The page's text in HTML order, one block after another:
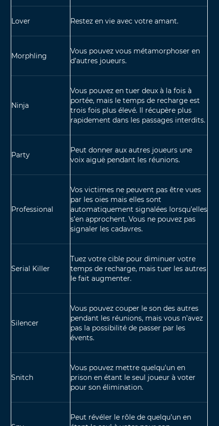
Lover Restez en vie avec votre amant.
Morphling
Vous pouvez vous métamorphoser en
d’autres joueurs.
Ninja
Vous pouvez en tuer deux à la fois à
portée, mais le temps de recharge est
trois fois plus élevé. Il récupère plus
rapidement dans les passages interdits.
Party
Peut donner aux autres joueurs une
voix aiguë pendant les réunions.
Professional
Vos victimes ne peuvent pas être vues
par les oies mais elles sont
automatiquement signalées lorsqu’elles
s’en approchent. Vous ne pouvez pas
signaler les cadavres.
Serial Killer
Tuez votre cible pour diminuer votre
temps de recharge, mais tuer les autres
le fait augmenter.
Silencer
Vous pouvez couper le son des autres
pendant les réunions, mais vous n’avez
pas la possibilité de passer par les
évents.
Snitch
Vous pouvez mettre quelqu’un en
prison en étant le seul joueur à voter
pour son élimination.
Peut révéler le rôle de quelqu’un en